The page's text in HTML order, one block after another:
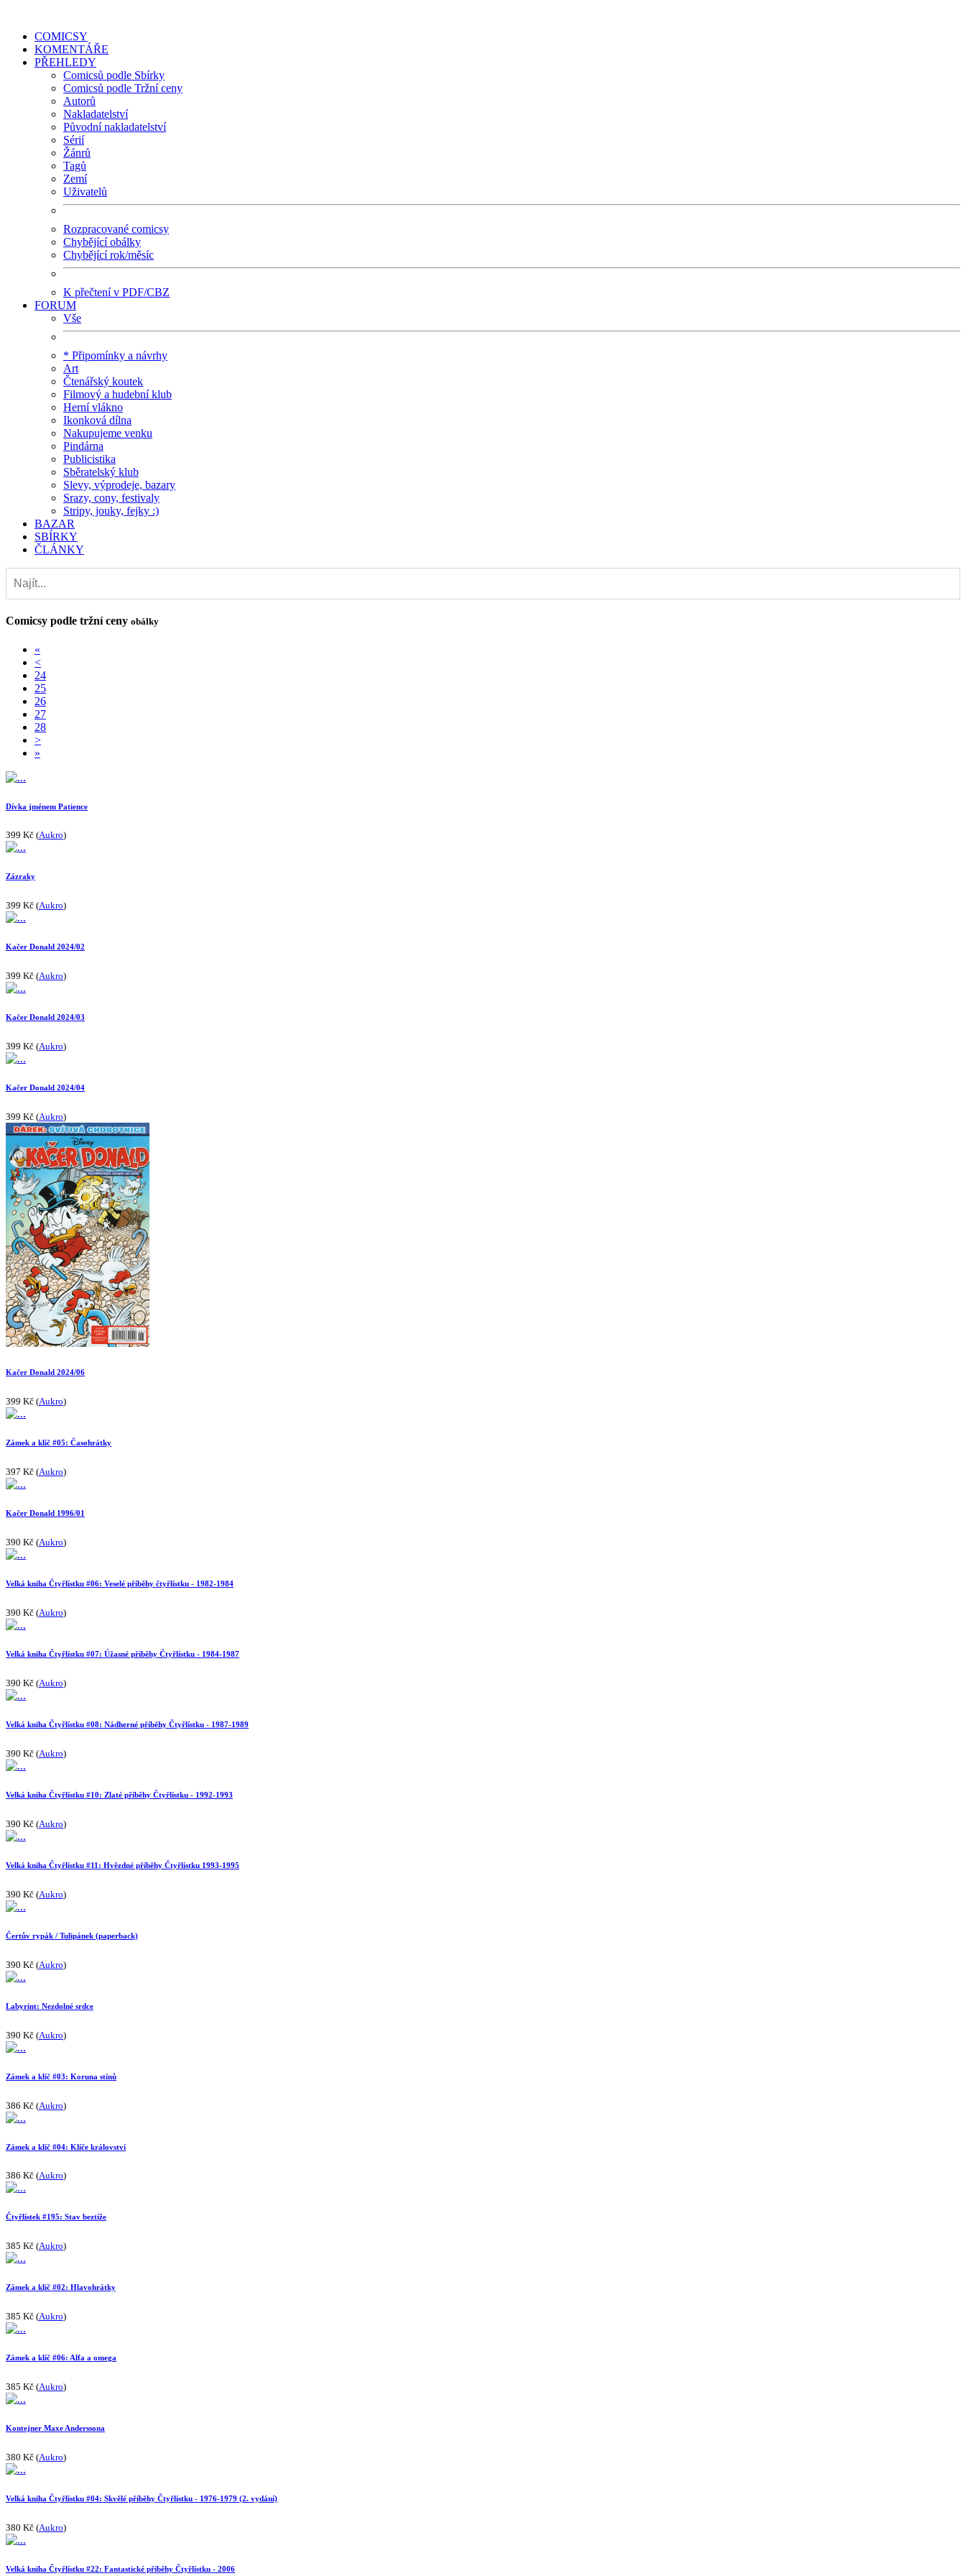
COMICSY
KOMENTÁŘE
PŘEHLEDY
Comicsů podle Sbírky
Comicsů podle Tržní ceny
Autorů
Nakladatelství
Původní nakladatelství
Sérií
Žánrů
Tagů
Zemí
Uživatelů
Rozpracované comicsy
Chybějící obálky
Chybějící rok/měsíc
K přečtení v PDF/CBZ
FORUM
Vše
* Připomínky a návrhy
Art
Čtenářský koutek
Filmový a hudební klub
Herní vlákno
Ikonková dílna
Nakupujeme venku
Pindárna
Publicistika
Sběratelský klub
Slevy, výprodeje, bazary
Srazy, cony, festivaly
Stripy, jouky, fejky :)
BAZAR
SBÍRKY
ČLÁNKY
Comicsy podle tržní ceny obálky
«
<
24
25
26
27
28
>
»
Dívka jménem Patience
399 Kč (Aukro)
Zázraky
399 Kč (Aukro)
Kačer Donald 2024/02
399 Kč (Aukro)
Kačer Donald 2024/03
399 Kč (Aukro)
Kačer Donald 2024/04
399 Kč (Aukro)
Kačer Donald 2024/06
399 Kč (Aukro)
Zámek a klíč #05: Časohrátky
397 Kč (Aukro)
Kačer Donald 1996/01
390 Kč (Aukro)
Velká kniha Čtyřlístku #06: Veselé příběhy čtyřlístku - 1982-1984
390 Kč (Aukro)
Velká kniha Čtyřlístku #07: Úžasné příběhy Čtyřlístku - 1984-1987
390 Kč (Aukro)
Velká kniha Čtyřlístku #08: Nádherné příběhy Čtyřlístku - 1987-1989
390 Kč (Aukro)
Velká kniha Čtyřlístku #10: Zlaté příběhy Čtyřlístku - 1992-1993
390 Kč (Aukro)
Velká kniha Čtyřlístku #11: Hvězdné příběhy Čtyřlístku 1993-1995
390 Kč (Aukro)
Čertův rypák / Tulipánek (paperback)
390 Kč (Aukro)
Labyrint: Nezdolné srdce
390 Kč (Aukro)
Zámek a klíč #03: Koruna stínů
386 Kč (Aukro)
Zámek a klíč #04: Klíče království
386 Kč (Aukro)
Čtyřlístek #195: Stav beztíže
385 Kč (Aukro)
Zámek a klíč #02: Hlavohrátky
385 Kč (Aukro)
Zámek a klíč #06: Alfa a omega
385 Kč (Aukro)
Kontejner Maxe Anderssona
380 Kč (Aukro)
Velká kniha Čtyřlístku #04: Skvělé příběhy Čtyřlístku - 1976-1979 (2. vydání)
380 Kč (Aukro)
Velká kniha Čtyřlístku #22: Fantastické příběhy Čtyřlístku - 2006